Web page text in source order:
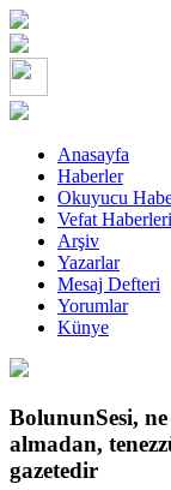
Anasayfa
Haberler
Okuyucu
Vefat Haberleri
Arşiv
Yazarlar
Mesaj Defteri
Yorumlar
Künye
BolununSesi,
almadan,
gazetedir